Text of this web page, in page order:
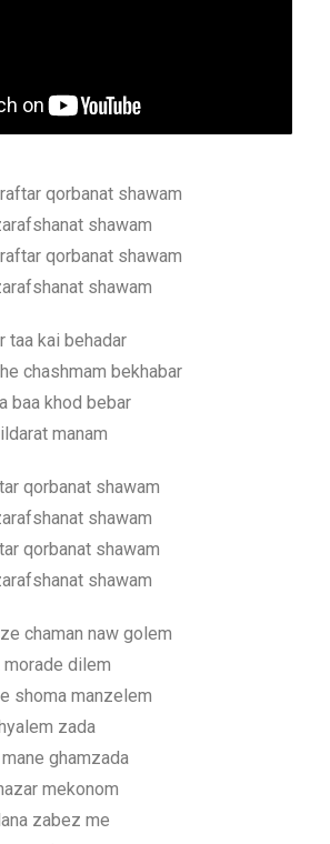
qorbanat shawam
shawam
qorbanat shawam
shawam
taa kai behadar
chashmam bekhabar
baa khod bebar
manam
qorbanat shawam
shawam
qorbanat shawam
shawam
chaman naw golem
dilem
shoma manzelem
zada
ghamzada
mekonom
zabez me